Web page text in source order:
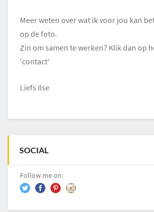
Meer weten over wat ik voor jou kan
op de foto.
Zin om samen te werken? Klik dan op
'contact'
Liefs Ilse
SOCIAL
Follow me on: